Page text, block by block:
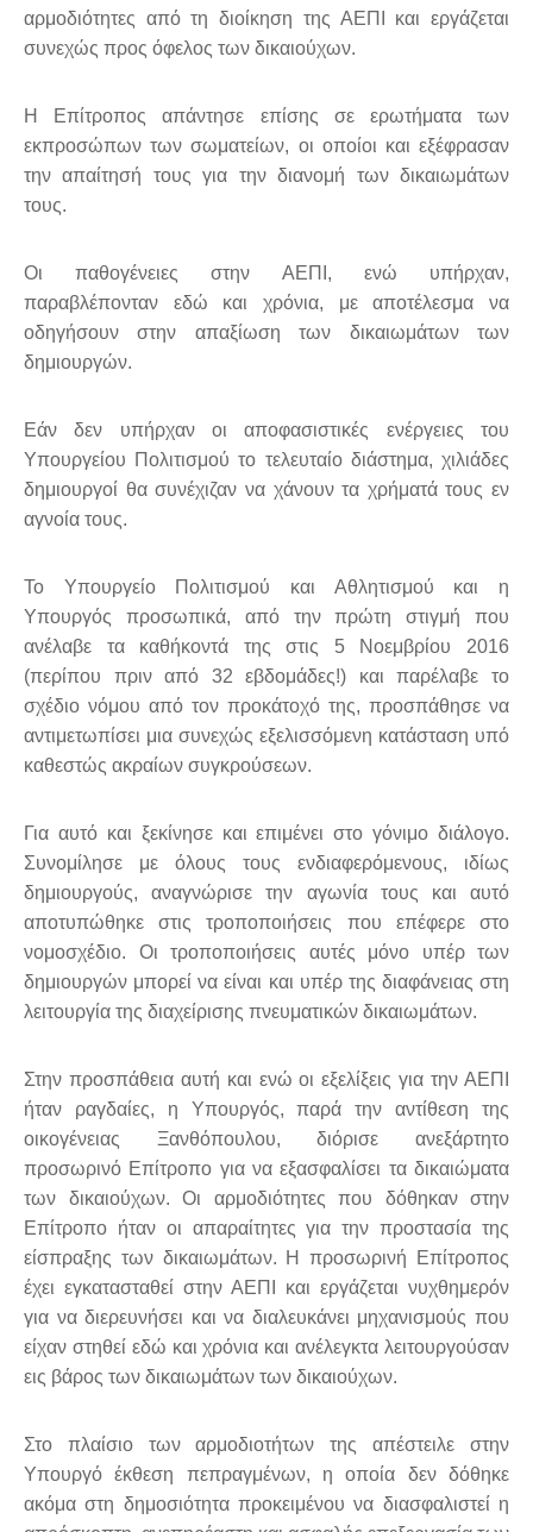
αρμοδιότητες από τη διοίκηση της ΑΕΠΙ και εργάζεται
συνεχώς προς όφελος των δικαιούχων.
Η Επίτροπος απάντησε επίσης σε ερωτήματα των
εκπροσώπων των σωματείων, οι οποίοι και εξέφρασαν
την απαίτησή τους για την διανομή των δικαιωμάτων
τους.
Οι παθογένειες στην ΑΕΠΙ, ενώ υπήρχαν,
παραβλέπονταν εδώ και χρόνια, με αποτέλεσμα να
οδηγήσουν στην απαξίωση των δικαιωμάτων των
δημιουργών.
Εάν δεν υπήρχαν οι αποφασιστικές ενέργειες του
Υπουργείου Πολιτισμού το τελευταίο διάστημα, χιλιάδες
δημιουργοί θα συνέχιζαν να χάνουν τα χρήματά τους εν
αγνοία τους.
Το Υπουργείο Πολιτισμού και Αθλητισμού και η
Υπουργός προσωπικά, από την πρώτη στιγμή που
ανέλαβε τα καθήκοντά της στις 5 Νοεμβρίου 2016
(περίπου πριν από 32 εβδομάδες!) και παρέλαβε το
σχέδιο νόμου από τον προκάτοχό της, προσπάθησε να
αντιμετωπίσει μια συνεχώς εξελισσόμενη κατάσταση υπό
καθεστώς ακραίων συγκρούσεων.
Για αυτό και ξεκίνησε και επιμένει στο γόνιμο διάλογο.
Συνομίλησε με όλους τους ενδιαφερόμενους, ιδίως
δημιουργούς, αναγνώρισε την αγωνία τους και αυτό
αποτυπώθηκε στις τροποποιήσεις που επέφερε στο
νομοσχέδιο. Οι τροποποιήσεις αυτές μόνο υπέρ των
δημιουργών μπορεί να είναι και υπέρ της διαφάνειας στη
λειτουργία της διαχείρισης πνευματικών δικαιωμάτων.
Στην προσπάθεια αυτή και ενώ οι εξελίξεις για την ΑΕΠΙ
ήταν ραγδαίες, η Υπουργός, παρά την αντίθεση της
οικογένειας Ξανθόπουλου, διόρισε ανεξάρτητο
προσωρινό Επίτροπο για να εξασφαλίσει τα δικαιώματα
των δικαιούχων. Οι αρμοδιότητες που δόθηκαν στην
Επίτροπο ήταν οι απαραίτητες για την προστασία της
είσπραξης των δικαιωμάτων. Η προσωρινή Επίτροπος
έχει εγκατασταθεί στην ΑΕΠΙ και εργάζεται νυχθημερόν
για να διερευνήσει και να διαλευκάνει μηχανισμούς που
είχαν στηθεί εδώ και χρόνια και ανέλεγκτα λειτουργούσαν
εις βάρος των δικαιωμάτων των δικαιούχων.
Στο πλαίσιο των αρμοδιοτήτων της απέστειλε στην
Υπουργό έκθεση πεπραγμένων, η οποία δεν δόθηκε
ακόμα στη δημοσιότητα προκειμένου να διασφαλιστεί η